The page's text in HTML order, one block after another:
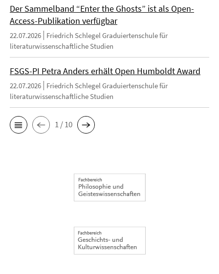
Der Sammelband “Enter the Ghosts” ist als Open-
Access-Publikation verfügbar
22.07.2026
Friedrich Schlegel Graduiertenschule für
literaturwissenschaftliche Studien
FSGS-PI Petra Anders erhält Open Humboldt Award
22.07.2026
Friedrich Schlegel Graduiertenschule für
literaturwissenschaftliche Studien
1 / 10